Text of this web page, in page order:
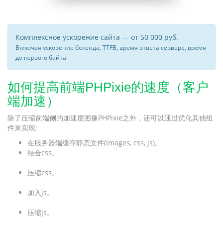
Комплексное ускорение сайта — от 50 000 руб.
Включая ускорение бекенда, TTFB, время ответа сервере, время
до первого байта
如何提高前端PHPixie的速度（客户
端加速）
除了压缩前端侧的加速度图像PHPixie之外，还可以通过优化其他组
件来实现:
在服务器端缓存静态文件(images, css, js)。
结合css。
压缩css。
加入js。
压缩js。